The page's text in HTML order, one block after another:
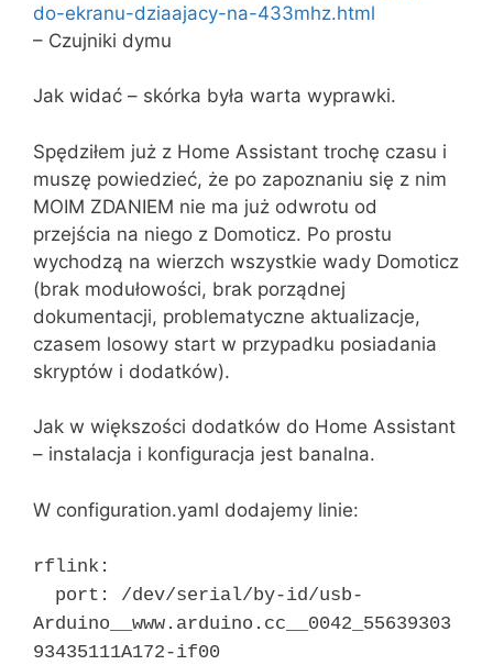
do-ekranu-dziaajacy-na-433mhz.html
– Czujniki dymu
Jak widać – skórka była warta wyprawki.
Spędziłem już z Home Assistant trochę czasu i
muszę powiedzieć, że po zapoznaniu się z nim
MOIM ZDANIEM nie ma już odwrotu od
przejścia na niego z Domoticz. Po prostu
wychodzą na wierzch wszystkie wady Domoticz
(brak modułowości, brak porządnej
dokumentacji, problematyczne aktualizacje,
czasem losowy start w przypadku posiadania
skryptów i dodatków).
Jak w większości dodatków do Home Assistant
– instalacja i konfiguracja jest banalna.
W configuration.yaml dodajemy linie:
rflink:
port: /dev/serial/by-id/usb-
Arduino__www.arduino.cc__0042_55639303
93435111A172-if00